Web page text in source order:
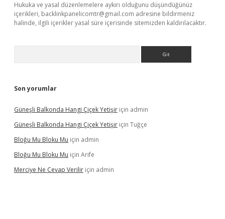
Hukuka ve yasal düzenlemelere aykırı olduğunu düşündüğünüz
içerikleri, backlinkpanelicomtr@gmail.com adresine bildirmeniz
halinde, ilgili içerikler yasal süre içerisinde sitemizden kaldırılacaktır.
Son yorumlar
Güneşli Balkonda Hangi Çiçek Yetişir için admin
Güneşli Balkonda Hangi Çiçek Yetişir için Tuğçe
Bloğu Mu Bloku Mu için admin
Bloğu Mu Bloku Mu için Arife
Merciye Ne Cevap Verilir için admin